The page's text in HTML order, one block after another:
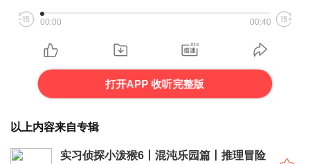
00:00 00:40
打开APP 收听完整版
以上内容来自专辑
实习侦探小泼猴6丨混沌乐园篇丨推理冒险